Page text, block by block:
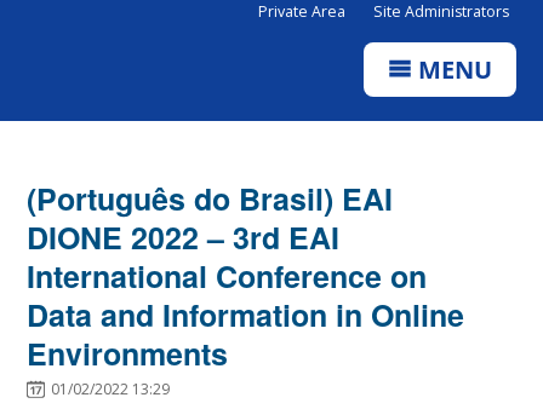
Private Area Site Administrators
MENU
(Português do Brasil) EAI
DIONE 2022 – 3rd EAI
International Conference on
Data and Information in Online
Environments
01/02/2022 13:29